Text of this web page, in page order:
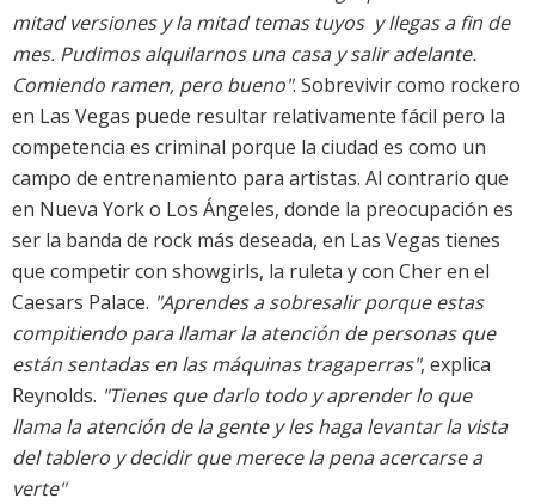
mitad versiones y la mitad temas tuyos  y llegas a fin de
mes. Pudimos alquilarnos una casa y salir adelante.
Comiendo ramen, pero bueno". Sobrevivir como rockero
en Las Vegas puede resultar relativamente fácil pero la
competencia es criminal porque la ciudad es como un
campo de entrenamiento para artistas. Al contrario que
en Nueva York o Los Ángeles, donde la preocupación es
ser la banda de rock más deseada, en Las Vegas tienes
que competir con showgirls, la ruleta y con Cher en el
Caesars Palace. "Aprendes a sobresalir porque estas
compitiendo para llamar la atención de personas que
están sentadas en las máquinas tragaperras", explica
Reynolds. "Tienes que darlo todo y aprender lo que
llama la atención de la gente y les haga levantar la vista
del tablero y decidir que merece la pena acercarse a
verte"